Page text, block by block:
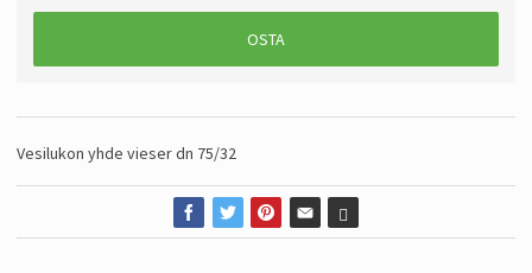
OSTA
Vesilukon yhde vieser dn 75/32